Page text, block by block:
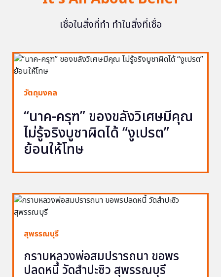
เชื่อในสิ่งที่ทำ ทำในสิ่งที่เชื่อ
วัตถุมงคล
“นาค-ครุฑ” ของขลังวิเศษมีคุณ
ไม่รู้จริงบูชาผิดได้ “งูเปรต”
ย้อนให้โทษ
สุพรรณบุรี
กราบหลวงพ่อสมปรารถนา ขอพร
ปลดหนี้ วัดสำปะซิว สุพรรณบุรี